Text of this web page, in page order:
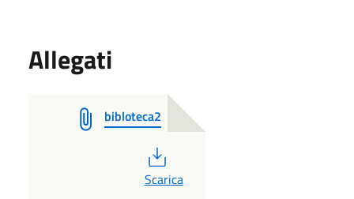
Allegati
bibloteca2
PDF
Scarica